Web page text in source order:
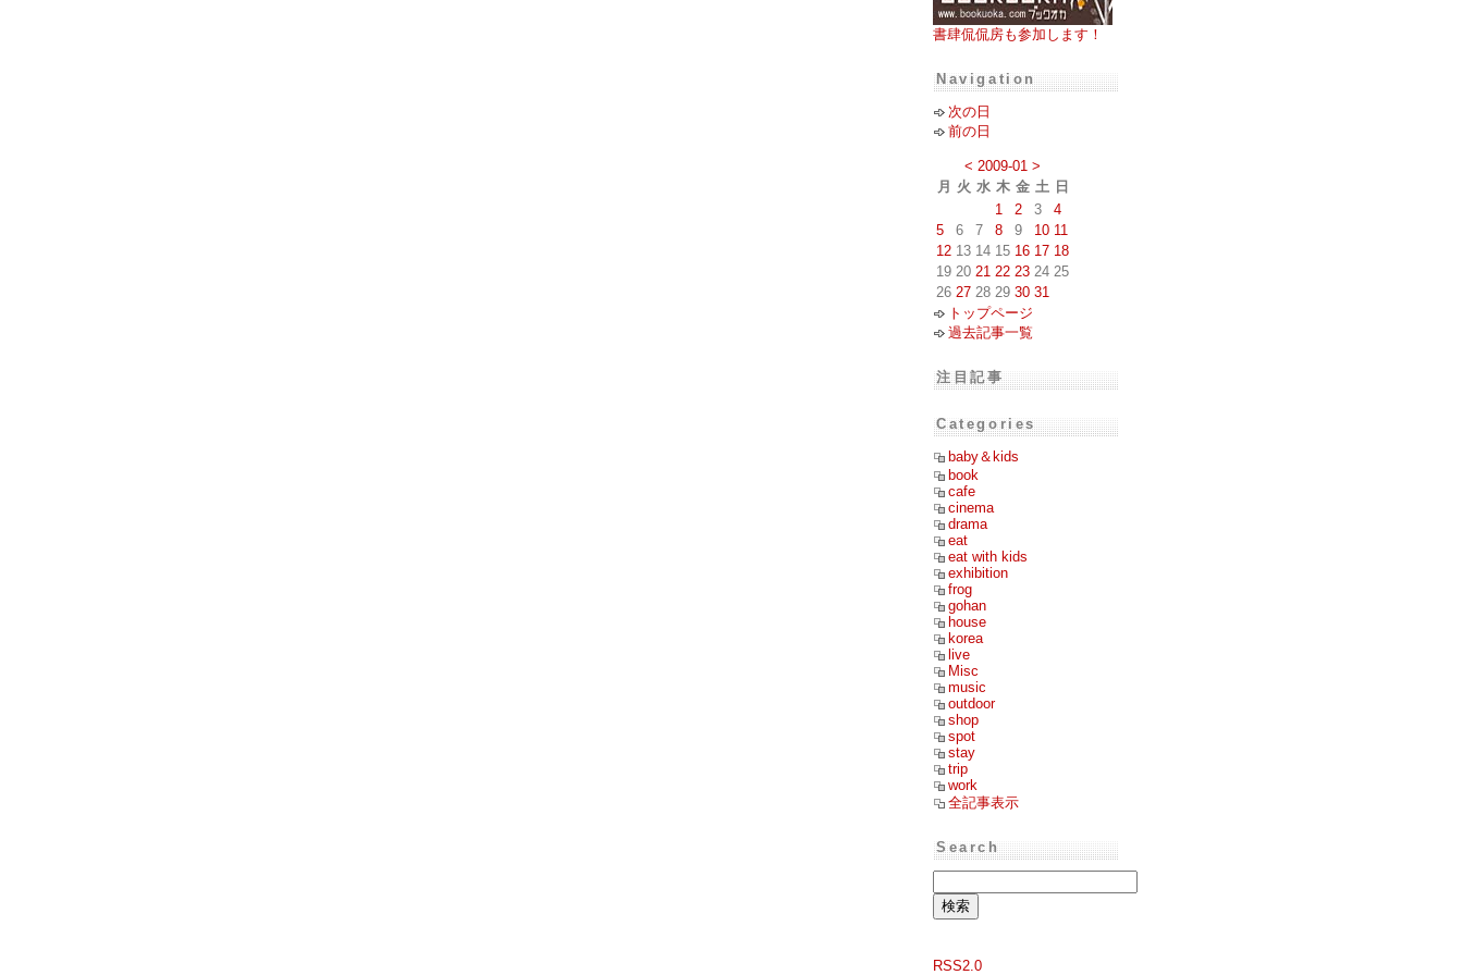
書肆侃侃房も参加します！
Navigation
次の日
前の日
< 2009-01 >
月
火 水 木 金 土 日
1
2 3
4
5
6 7 8 9 10 11
12 13 14 15 16 17 18
19 20 21 22 23 24 25
26 27 28 29 30 31
トップページ
過去記事一覧
注目記事
Categories
baby＆kids
book
cafe
cinema
drama
eat
eat with kids
exhibition
frog
gohan
house
korea
live
Misc
music
outdoor
shop
spot
stay
trip
work
全記事表示
Search
RSS2.0